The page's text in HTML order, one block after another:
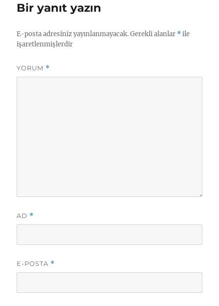
Bir yanıt yazın
E-posta adresiniz yayınlanmayacak. Gerekli alanlar *ile
işaretlenmişlerdir
YORUM *
AD *
E-POSTA *